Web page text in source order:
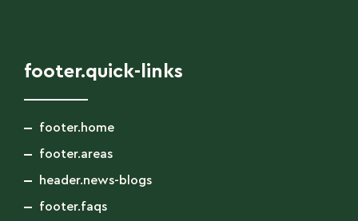
footer.quick-links
footer.home
footer.areas
header.news-blogs
footer.faqs